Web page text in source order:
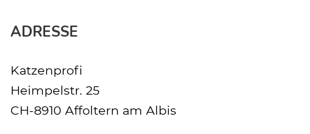
ADRESSE
Katzenprofi
Heimpelstr. 25
CH-8910 Affoltern am Albis